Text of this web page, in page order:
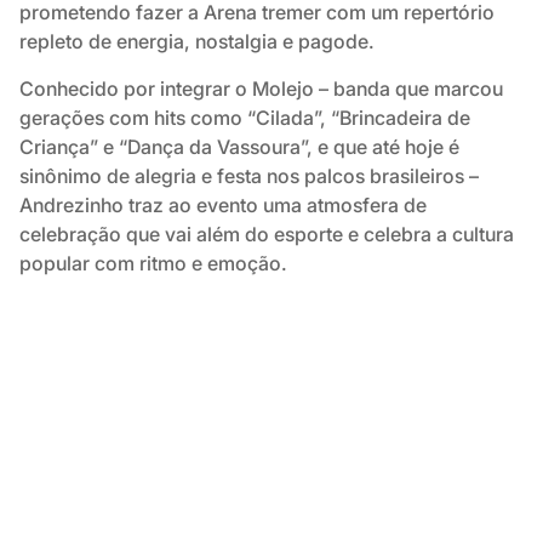
prometendo fazer a Arena tremer com um repertório
repleto de energia, nostalgia e pagode.
Conhecido por integrar o Molejo – banda que marcou
gerações com hits como “Cilada”, “Brincadeira de
Criança” e “Dança da Vassoura”, e que até hoje é
sinônimo de alegria e festa nos palcos brasileiros –
Andrezinho traz ao evento uma atmosfera de
celebração que vai além do esporte e celebra a cultura
popular com ritmo e emoção.